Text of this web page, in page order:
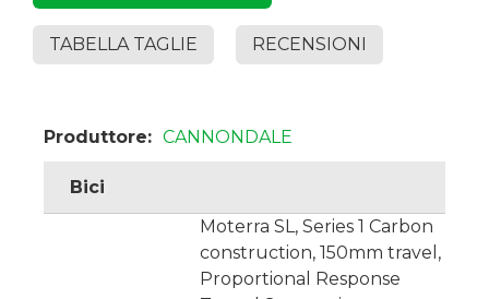
TABELLA TAGLIE RECENSIONI
Produttore: CANNONDALE
Bici
Moterra SL, Series 1 Carbon
construction, 150mm travel,
Proportional Response